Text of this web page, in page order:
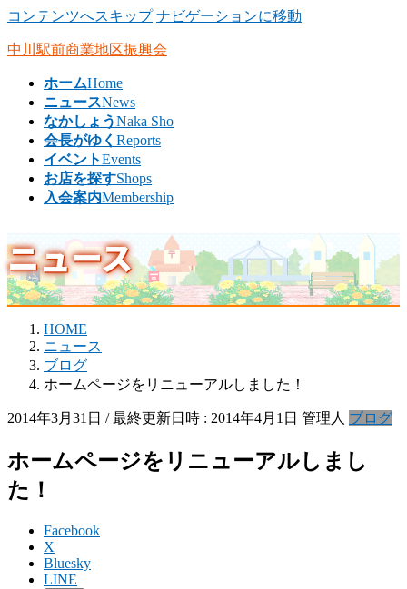
コンテンツへスキップ ナビゲーションに移動
中川駅前商業地区振興会
ホームHome
ニュースNews
なかしょうNaka Sho
会長がゆく Reports
イベントEvents
お店を探すShops
入会案内Membership
ニュース
HOME
ニュース
ブログ
ホームページをリニューアルしました！
2014年3月31日 / 最終更新日時 : 2014年4月1日 管理人 ブログ
ホームページをリニューアルしまし
た！
Facebook
X
Bluesky
LINE